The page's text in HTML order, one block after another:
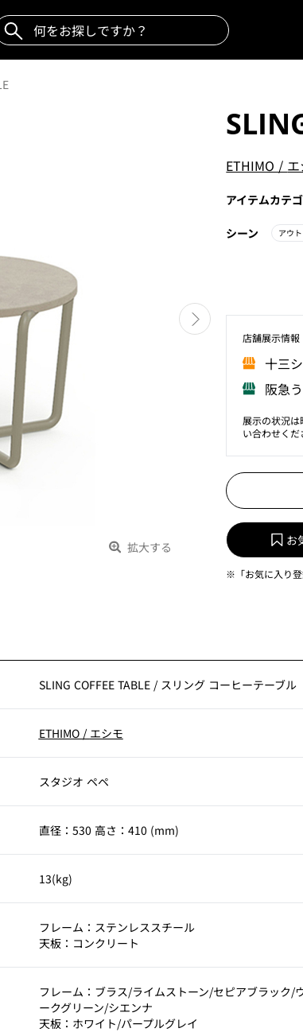
拡大する
ETHIMO /
アイテムカテ
シーン アウ
店舗展⽰情
⼗三
阪急
展示の状況
い合わせくだ
お
※「お気に入り登
SLING COFFEE TABLE / スリング コーヒーテーブル
ETHIMO / エシモ
スタジオ ペペ
直径：530 高さ：410 (mm)
13(kg)
フレーム：ステンレススチール
天板：コンクリート
フレーム：ブラス/ライムストーン/セピアブラック/
ークグリーン/シエンナ
天板：ホワイト/パープルグレイ